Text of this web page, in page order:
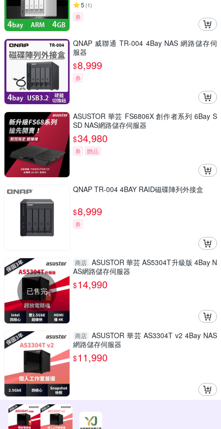
5 (1)
券
QNAP 威聯通 TR-004 4Bay NAS 網路儲存伺
服器
$8,999
券
ASUSTOR 華芸 FS6806X 創作者系列 6Bay S
SD NAS網路儲存伺服器
$34,980
券 贈品
QNAP TR-004 4BAY RAID磁碟陣列外接盒
$8,999
券
已售完
商店 ASUSTOR 華芸 AS5304T升級版 4Bay N
AS網路儲存伺服器
$14,990
商店 ASUSTOR 華芸 AS3304T v2 4Bay NAS
網路儲存伺服器
$11,990